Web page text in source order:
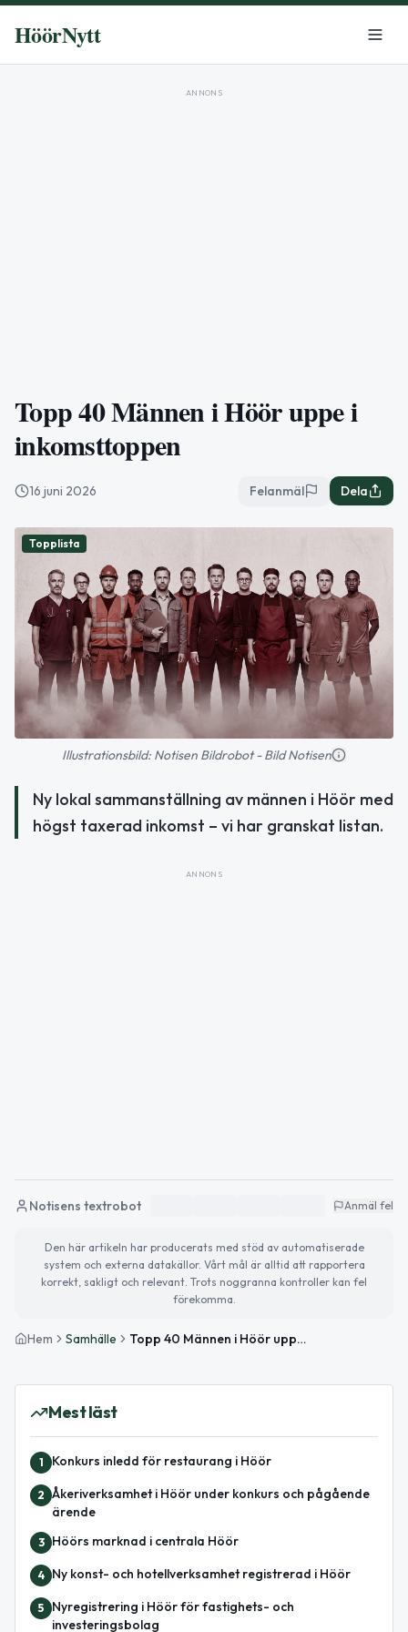
HöörNytt
ANNONS
Topp 40 Männen i Höör uppe i
inkomsttoppen
16 juni 2026 Felanmäl Dela
Topplista
Illustrationsbild: Notisen Bildrobot - Bild Notisen
Ny lokal sammanställning av männen i Höör med
högst taxerad inkomst – vi har granskat listan.
ANNONS
Notisens textrobot Anmäl fel
Den här artikeln har producerats med stöd av automatiserade
system och externa datakällor. Vårt mål är alltid att rapportera
korrekt, sakligt och relevant. Trots noggranna kontroller kan fel
förekomma.
Hem Samhälle Topp 40 Männen i Höör uppe i inkomsttoppen
Mest läst
1 Konkurs inledd för restaurang i Höör
2 Åkeriverksamhet i Höör under konkurs och pågående
ärende
3 Höörs marknad i centrala Höör
4 Ny konst- och hotellverksamhet registrerad i Höör
5
Nyregistrering i Höör för fastighets- och
investeringsbolag